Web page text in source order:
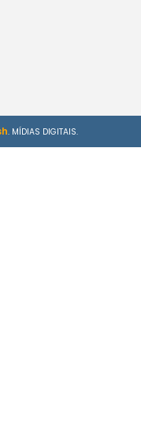
. MÍDIAS DIGITAIS.